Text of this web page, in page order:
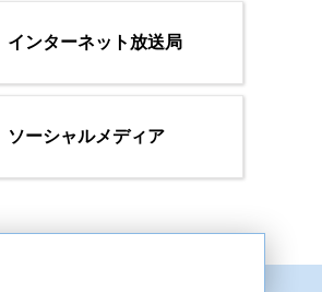
インターネット放送局
ソーシャルメディア